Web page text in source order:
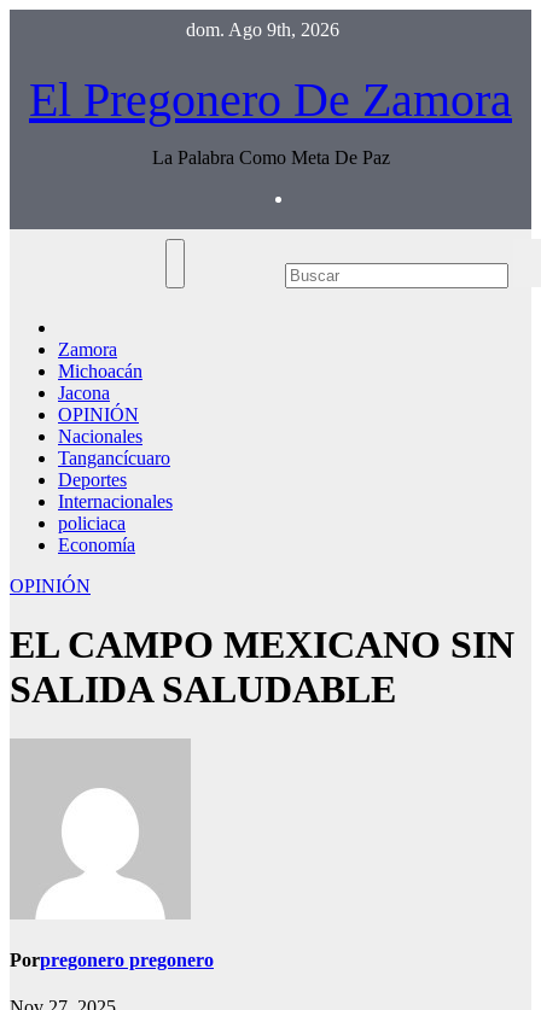
dom. Ago 9th, 2026
El Pregonero De Zamora
La Palabra Como Meta De Paz
Zamora
Michoacán
Jacona
OPINIÓN
Nacionales
Tangancícuaro
Deportes
Internacionales
policiaca
Economía
OPINIÓN
EL CAMPO MEXICANO SIN
SALIDA SALUDABLE
Porpregonero pregonero